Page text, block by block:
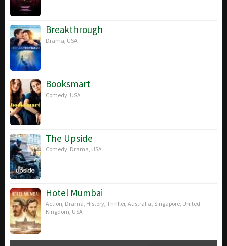
Breakthrough
Drama USA
Booksmart
Comedy USA
The Upside
Comedy Drama USA
Hotel Mumbai
Action Drama History Thriller, Australia Singapore United
Kingdom USA